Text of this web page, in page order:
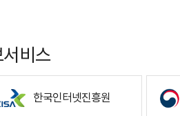
비스
한국인터넷진흥원